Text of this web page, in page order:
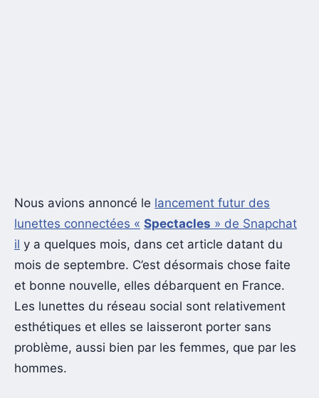
Nous avions annoncé le lancement futur des
lunettes connectées « Spectacles » de Snapchat
il y a quelques mois, dans cet article datant du
mois de septembre. C’est désormais chose faite
et bonne nouvelle, elles débarquent en France.
Les lunettes du réseau social sont relativement
esthétiques et elles se laisseront porter sans
problème, aussi bien par les femmes, que par les
hommes.